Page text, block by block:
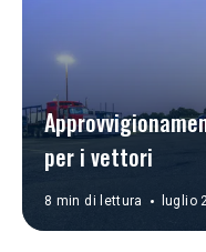
per i vettori
8 min di lettura luglio